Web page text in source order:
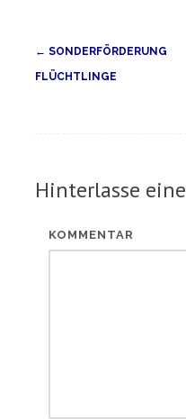
Navigation
(Beiträge)
← SONDERFÖRDERUNG
FLÜCHTLINGE
Hinterlasse eine
KOMMENTAR